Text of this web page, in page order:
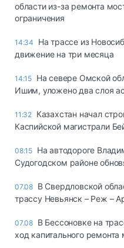
области из-за ремонта
ограничения
14:34
На трассе из
движение на три месяца
14:15 На севере Омской
Ишим, уложено два слоя
11:32 Казахстан начал
Каспийской магистрали
08:15 На автодороге
Судогодском районе
07.08 В Свердловской
трассу Невьянск – Реж –
07.08 В Бессоновке на
ход капитального ремонта